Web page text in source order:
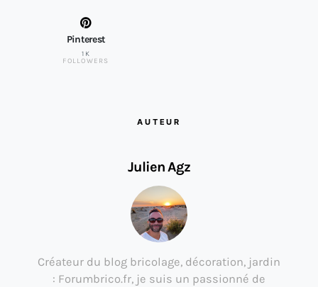
Pinterest
1K
FOLLOWERS
AUTEUR
Julien Agz
Créateur du blog bricolage, décoration, jardin
: Forumbrico.fr, je suis un passionné de